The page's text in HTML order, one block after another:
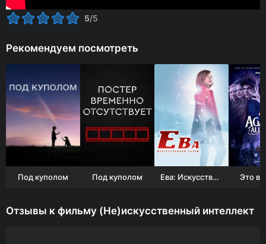
5/5
Рекомендуем посмотреть
Под куполом Под куполом Ева: Искусственный разум Это
Отзывы к фильму (Не)искусственный интеллект